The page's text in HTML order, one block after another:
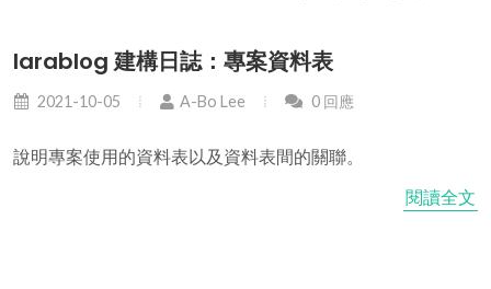
larablog 建構日誌：專案資料表
2021-10-05 A-Bo Lee 0 回應
說明專案使用的資料表以及資料表間的關聯。
閱讀全文